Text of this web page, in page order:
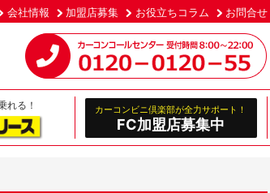
会社情報 加盟店募集 お役立ちコラム お問合せ
れる！ カーコンビニ倶楽部が全力サポート！
FC加盟店募集中